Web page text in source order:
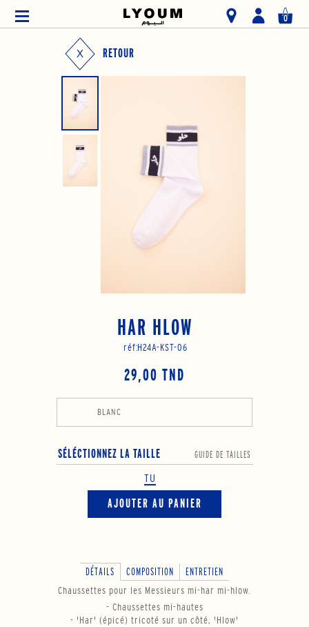
0
RETOUR
HAR HLOW
réf:H24A-KST-06
29,00 TND
BLANC
SÉLÉCTIONNEZ LA TAILLE GUIDE DE TAILLES
TU
AJOUTER AU PANIER
DÉTAILS COMPOSITION
ENTRETIEN
Chaussettes pour les Messieurs mi-har mi-hlow.
- Chaussettes mi-hautes
- 'Har' (épicé) tricoté sur un côté, 'Hlow'